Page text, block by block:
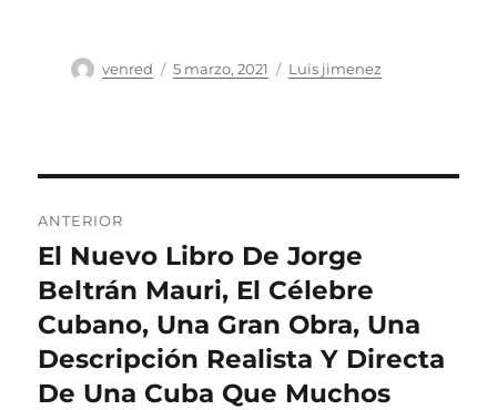
Autor
venred
Publicado
5 marzo, 2021 Categorías
Luis jimenez
de
entradas
ANTERIOR
Entrada
anterior:
El Nuevo Libro De Jorge
Beltrán Mauri, El Célebre
Cubano, Una Gran Obra, Una
Descripción Realista Y Directa
De Una Cuba Que Muchos